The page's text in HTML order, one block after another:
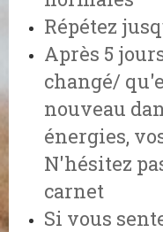
Répétez
Après 5
changé/
nouveau
énergies,
N'hésitez
carnet
Si vous